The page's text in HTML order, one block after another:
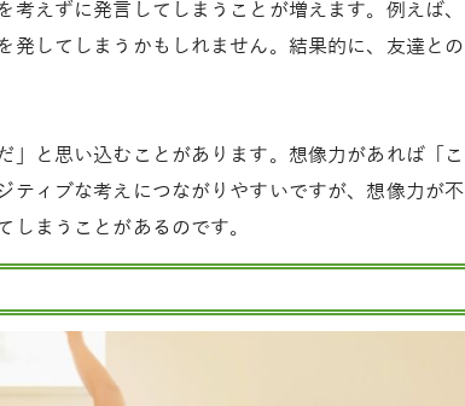
えずに発言してしまうことが増えます。例えば、
発してしまうかもしれません。結果的に、友達との
」と思い込むことがあります。想像力があれば「こ
ティブな考えにつながりやすいですが、想像力が不
しまうことがあるのです。